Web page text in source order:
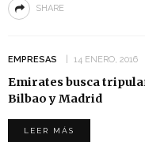
SHARE
EMPRESAS 14 ENERO, 2016
Emirates busca
Bilbao y Madrid
LEER MÁS